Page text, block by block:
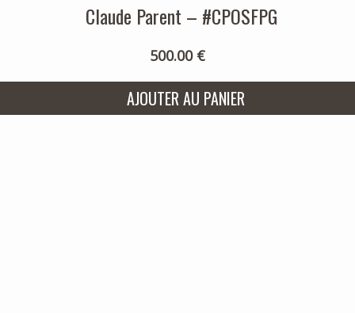
Claude Parent – #CPOSFPG
500.00 €
AJOUTER AU PANIER